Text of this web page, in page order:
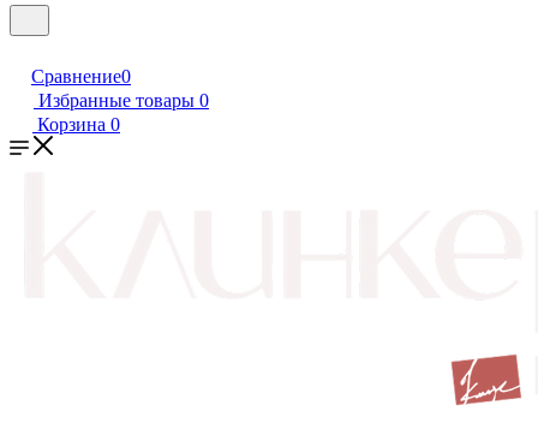
Сравнение0
Избранные товары 0
Корзина 0